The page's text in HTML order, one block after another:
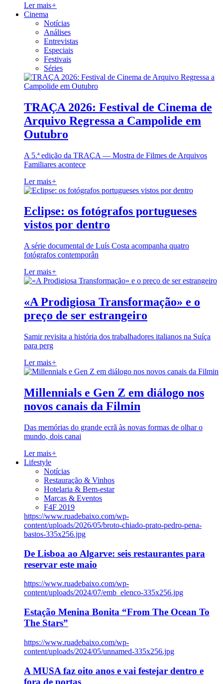
Ler mais+
Cinema
Notícias
Análises
Entrevistas
Especiais
Festivais
Séries
TRAÇA 2026: Festival de Cinema de
Arquivo Regressa a Campolide em
Outubro
A 5.ª edição da TRAÇA — Mostra de Filmes de Arquivos
Familiares acontece
Ler mais+
Eclipse: os fotógrafos portugueses
vistos por dentro
A série documental de Luís Costa acompanha quatro
fotógrafos contemporân
Ler mais+
«A Prodigiosa Transformação» e o
preço de ser estrangeiro
Samir revisita a história dos trabalhadores italianos na Suíça
para perg
Ler mais+
Millennials e Gen Z em diálogo nos
novos canais da Filmin
Das memórias do grande ecrã às novas formas de olhar o
mundo, dois canai
Ler mais+
Lifestyle
Notícias
Restauração & Vinhos
Hotelaria & Bem-estar
Marcas & Eventos
F4F 2019
https://www.ruadebaixo.com/wp-
content/uploads/2026/05/broto-chiado-prato-pedro-pena-
bastos-335x256.jpg
De Lisboa ao Algarve: seis restaurantes para
reservar este maio
https://www.ruadebaixo.com/wp-
content/uploads/2024/07/emb_elenco-335x256.jpg
Estação Menina Bonita “From The Ocean To
The Stars”
https://www.ruadebaixo.com/wp-
content/uploads/2024/05/unnamed-335x256.jpg
A MUSA faz oito anos e vai festejar dentro e
fora de portas